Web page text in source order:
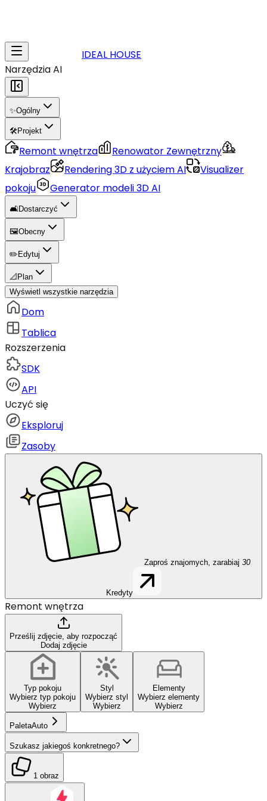
IDEAL HOUSE
Narzędzia AI
✨Ogólny
🛠️Projekt
Remont wnętrza
Renowator Zewnętrzny
Krajobraz
Rendering 3D z użyciem AI
Visualizer
pokoju
Generator modeli 3D AI
🛋️Dostarczyć
🖼️Obecny
✏️ Edytuj
📐 Plan
Wyświetl wszystkie narzędzia
Dom
Tablica
Rozszerzenia
SDK
API
Uczyć się
Eksploruj
Zasoby
Zaproś znajomych, zarabiaj 30
Kredyty
Remont wnętrza
Prześlij zdjęcie, aby rozpocząć
Dodaj zdjęcie
Typ pokoju
Wybierz typ pokoju
Wybierz
Styl
Wybierz styl
Wybierz
Elementy
Wybierz elementy
Wybierz
PaletaAuto
Szukasz jakiegoś konkretnego?
1 obraz